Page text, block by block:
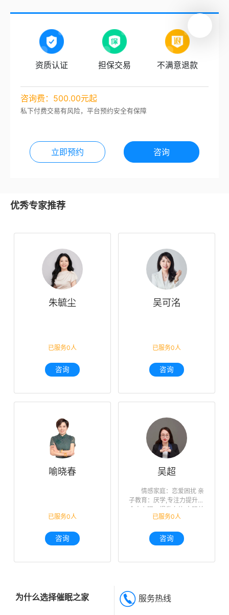
资质认证 担保交易 不满意退款
咨询费：500.00元起
私下付费交易有风险，平台预约安全有保障
立即预约 咨询
优秀专家推荐
朱毓尘
已服务0人
咨询
吴可洺
已服务0人
咨询
喻晓春
已服务0人
咨询
吴超
情感家庭：恋爱困扰 亲
子教育：厌学,专注力提升
个人心理：提升自信,人际关
系,未来迷茫,职业规划
已服务0人
咨询
为什么选择催眠之家 服务热线